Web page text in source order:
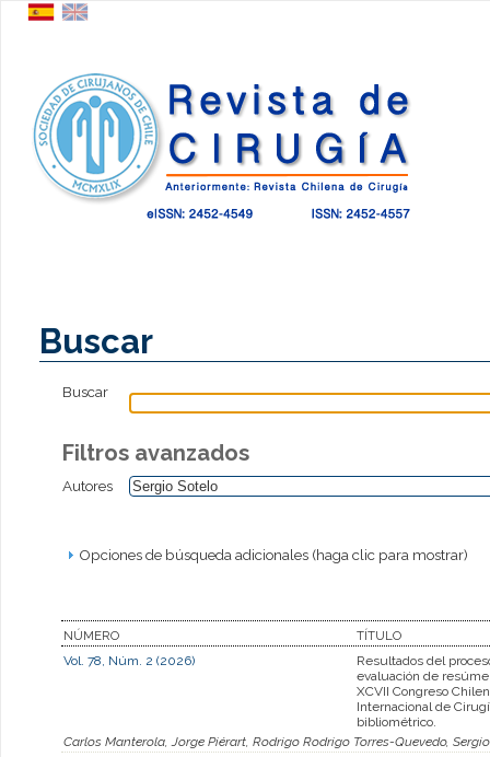
Buscar
Buscar
Filtros avanzados
Autores
Opciones de búsqueda adicionales (haga clic para mostrar)
NÚMERO
TÍTULO
Vol. 78, Núm. 2 (2026)
Resultados del
evaluación de
XCVII Congreso
Internacional de
bibliométrico.
Carlos Manterola, Jorge Piérart, Rodrigo Rodrigo Torres-Quevedo,